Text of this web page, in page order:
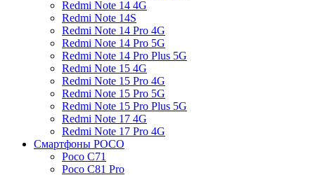
Redmi Note 14 4G
Redmi Note 14S
Redmi Note 14 Pro 4G
Redmi Note 14 Pro 5G
Redmi Note 14 Pro Plus 5G
Redmi Note 15 4G
Redmi Note 15 Pro 4G
Redmi Note 15 Pro 5G
Redmi Note 15 Pro Plus 5G
Redmi Note 17 4G
Redmi Note 17 Pro 4G
Смартфоны POCO
Poco C71
Poco C81 Pro